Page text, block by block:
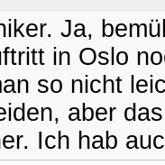
Ja,
in Oslo
so nicht
aber
Ich hab